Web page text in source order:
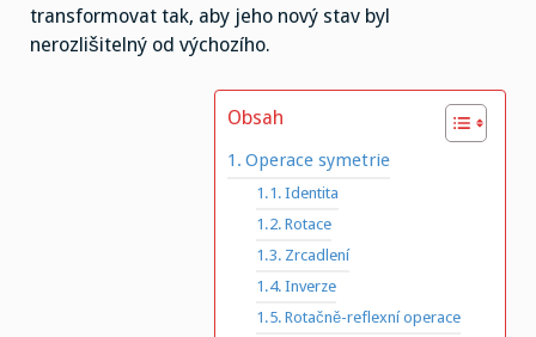
transformovat tak, aby jeho nový stav byl
nerozlišitelný od výchozího.
Obsah
Operace symetrie
Identita
Rotace
Zrcadlení
Inverze
Rotačně-reflexní operace